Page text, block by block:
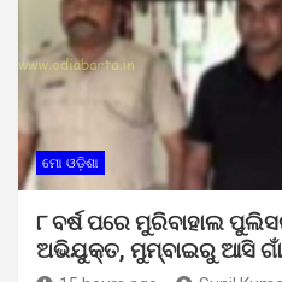
ମୋ ଓଡ଼ିଶା
୮ ବର୍ଷ ପରେ ମୁରିବାହାଲ
ଅଭିଯୁକ୍ତ, ମୁମ୍ବାଇରୁ ଆସି